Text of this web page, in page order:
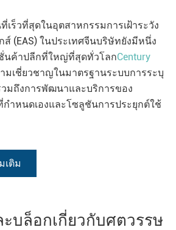
เร็วที่สุดในอุตสาหกรรมการเฝ้าระวัง
(EAS) ในประเทศจีนบริษัทยังมีหนึ่ง
นค้าปลีกที่ใหญ่ที่สุดทั่วโลกCentury
มเชี่ยวชาญในมาตรฐานระบบการระบุ
วมถึงการพัฒนาและบริการของ
ำหนดเองและโซลูชันการประยุกต์ใช้
เติม
บล็อกเกี่ยวกับศตวรรษ